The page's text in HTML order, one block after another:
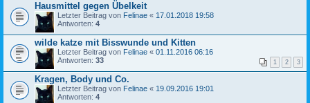
Hausmittel gegen Übelkeit
Letzter Beitrag von Felinae « 17.01.2018 19:58
Antworten: 4
wilde katze mit Bisswunde und Kitten
Letzter Beitrag von Felinae « 01.11.2016 06:16
Antworten: 33 1 2 3
Kragen, Body und Co.
Letzter Beitrag von Felinae « 19.09.2016 19:01
Antworten: 4